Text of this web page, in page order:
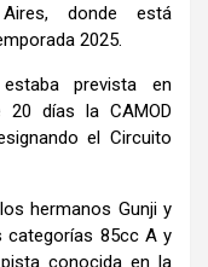
donde está
2025.
prevista en
20 días la CAMOD
el Circuito
hermanos Gunji y
categorías 85cc A y
conocida en la